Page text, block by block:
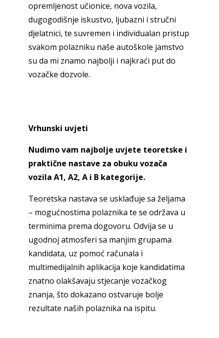
opremljenost učionice, nova vozila,
dugogodišnje iskustvo, ljubazni i stručni
djelatnici, te suvremen i individualan pristup
svakom polazniku naše autoškole jamstvo
su da mi znamo najbolji i najkraći put do
vozačke dozvole.
Vrhunski uvjeti
Nudimo vam najbolje uvjete teoretske i
praktične nastave za obuku vozača
vozila A1, A2, A i B kategorije.
Teoretska nastava se usklađuje sa željama
– mogućnostima polaznika te se održava u
terminima prema dogovoru. Odvija se u
ugodnoj atmosferi sa manjim grupama
kandidata, uz pomoć računala i
multimedijalnih aplikacija koje kandidatima
znatno olakšavaju stjecanje vozačkog
znanja, što dokazano ostvaruje bolje
rezultate naših polaznika na ispitu.